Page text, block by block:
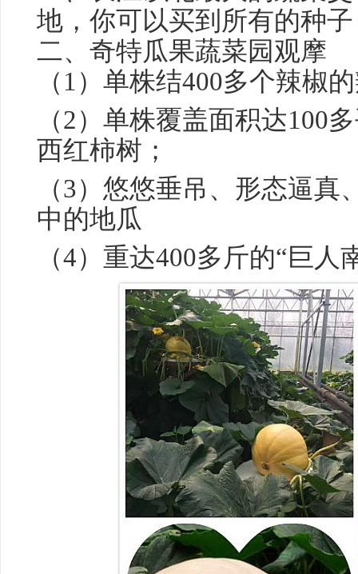
地，你可以买到所有的种子
二、奇特瓜果蔬菜园观摩
（1）单株结400多个辣椒
（2）单株覆盖面积达100
西红柿树；
（3）悠悠垂吊、形态逼
中的地瓜
（4）重达400多斤的“巨人